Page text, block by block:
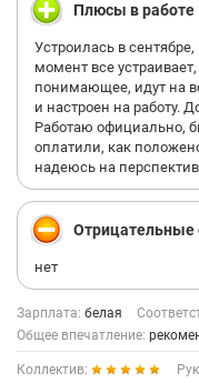
Плюсы в работе
Устроилась в
момент все
понимающее, идут на
и настроен на работу.
Работаю официально,
оплатили, как
надеюсь на
Отрицательные
нет
Зарплата: белая
Общее впечатление:
Коллектив: